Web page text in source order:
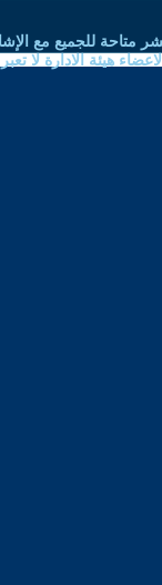
متاحة للجميع مع
هيئة الادارة لا